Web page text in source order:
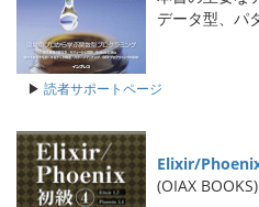
データ型、パ
▶ 読者サポートページ
Elixir/
(OIAX BOOKS)